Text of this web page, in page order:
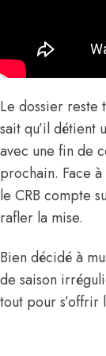
Le dossier reste
sait qu’il détient
avec une fin de
prochain. Face
le CRB compte
rafler la mise.
Bien décidé à
de saison
tout pour s’offrir